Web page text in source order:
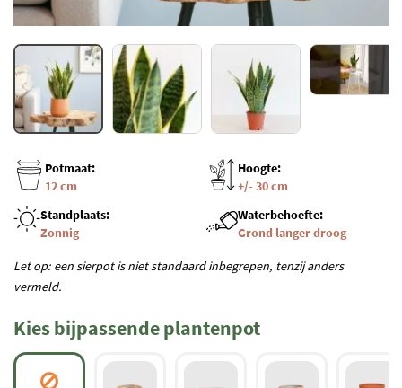
Potmaat:
12 cm
Hoogte:
+/- 30 cm
Standplaats:
Zonnig
Waterbehoefte:
Grond langer droog
Let op: een sierpot is niet standaard inbegrepen, tenzij anders
vermeld.
Kies bijpassende plantenpot